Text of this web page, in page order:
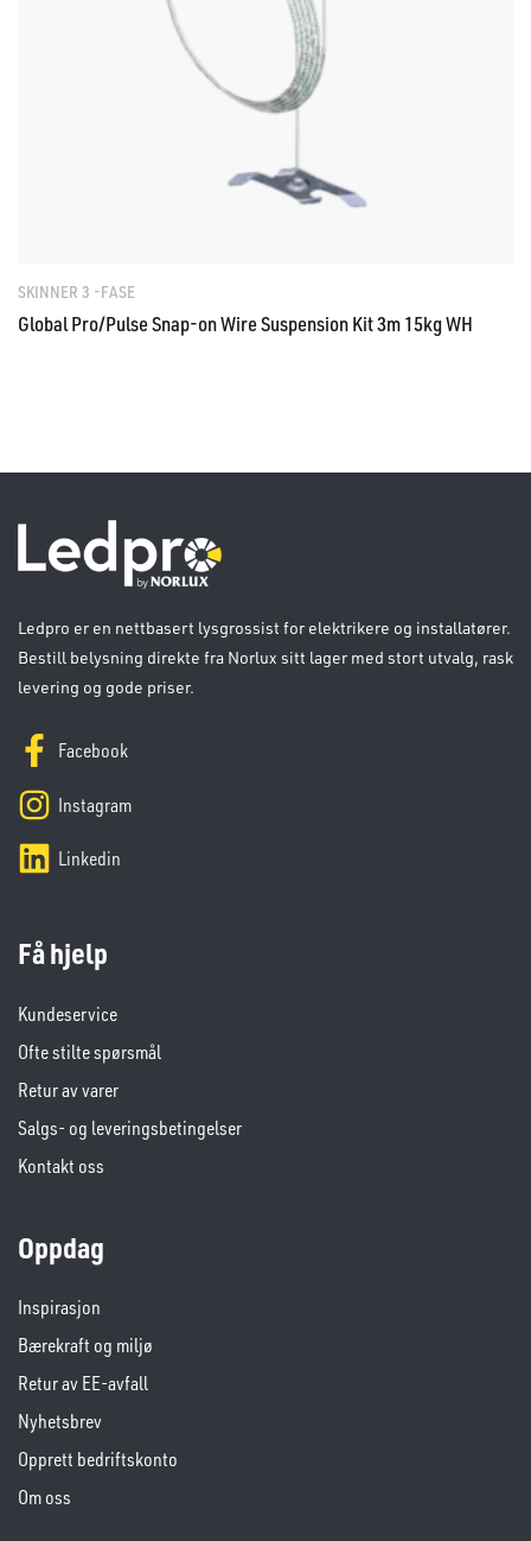
SKINNER 3 -FASE
Global Pro/Pulse Snap-on Wire Suspension Kit 3m 15kg WH
Ledpro er en nettbasert lysgrossist for elektrikere og installatører.
Bestill belysning direkte fra Norlux sitt lager med stort utvalg, rask
levering og gode priser.
Facebook
Instagram
Linkedin
Få hjelp
Kundeservice
Ofte stilte spørsmål
Retur av varer
Salgs- og leveringsbetingelser
Kontakt oss
Oppdag
Inspirasjon
Bærekraft og miljø
Retur av EE-avfall
Nyhetsbrev
Opprett bedriftskonto
Om oss